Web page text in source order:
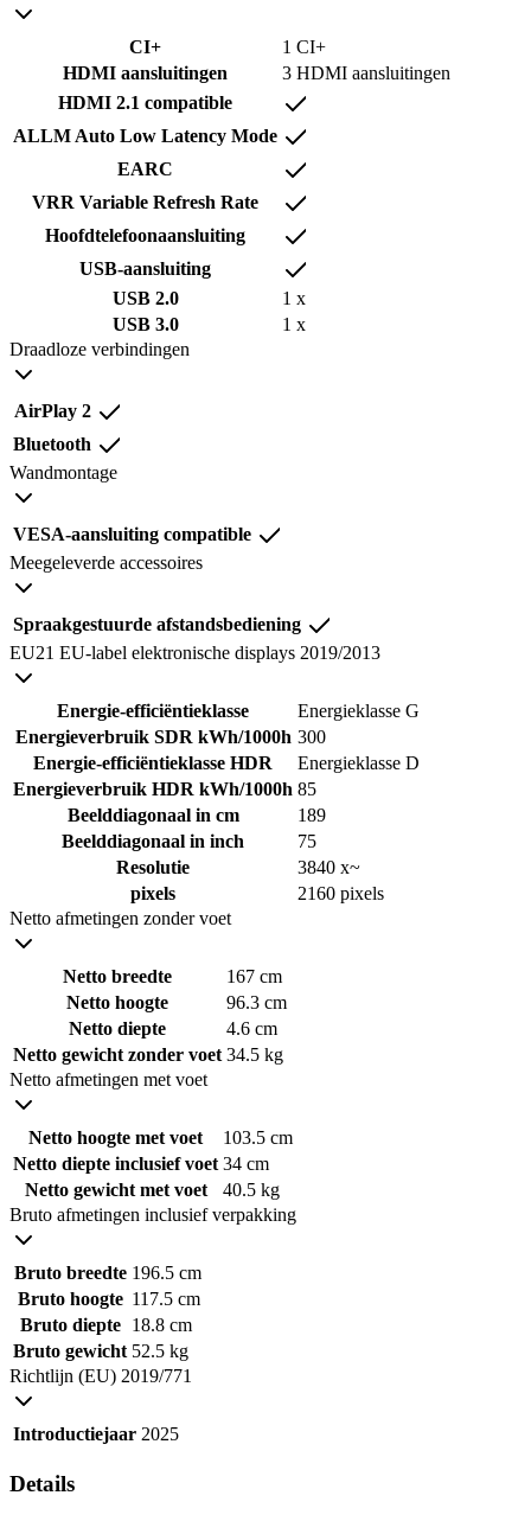
CI+
1 CI+
HDMI aansluitingen
3 HDMI aansluitingen
HDMI 2.1 compatible
ALLM Auto Low Latency Mode
EARC
VRR Variable Refresh Rate
Hoofdtelefoonaansluiting
USB-aansluiting
USB 2.0
1 x
USB 3.0
1 x
Draadloze verbindingen
AirPlay 2
Bluetooth
Wandmontage
VESA-aansluiting compatible
Meegeleverde accessoires
Spraakgestuurde afstandsbediening
EU21 EU-label elektronische displays 2019/2013
Energie-efficiëntieklasse
Energieklasse G
Energieverbruik SDR kWh/1000h 300
Energie-efficiëntieklasse HDR
Energieklasse D
Energieverbruik HDR kWh/1000h 85
Beelddiagonaal in cm
189
Beelddiagonaal in inch
75
Resolutie
3840 x~
pixels
2160 pixels
Netto afmetingen zonder voet
Netto breedte
167 cm
Netto hoogte
96.3 cm
Netto diepte
4.6 cm
Netto gewicht zonder voet 34.5 kg
Netto afmetingen met voet
Netto hoogte met voet
103.5 cm
Netto diepte inclusief voet 34 cm
Netto gewicht met voet
40.5 kg
Bruto afmetingen inclusief verpakking
Bruto breedte 196.5 cm
Bruto hoogte 117.5 cm
Bruto diepte
18.8 cm
Bruto gewicht 52.5 kg
Richtlijn (EU) 2019/771
Introductiejaar 2025
Details